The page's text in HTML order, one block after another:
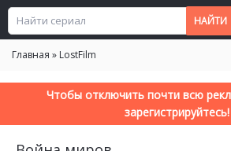
Главная » LostFilm
Чтобы отключить почти всю
зарегистрируйтесь!